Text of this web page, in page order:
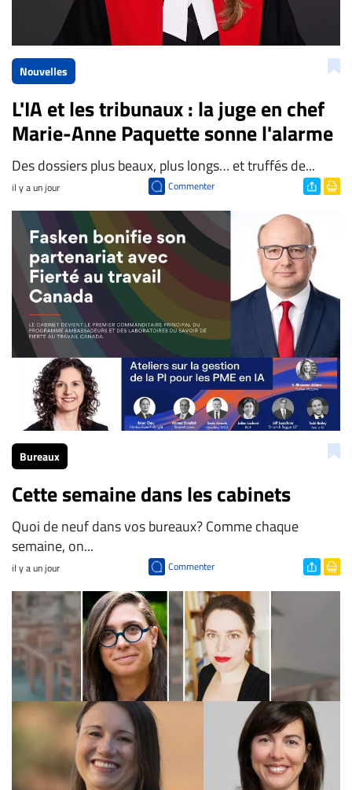
Nouvelles
L'IA et les tribunaux : la juge en chef
Marie-Anne Paquette sonne l'alarme
Des dossiers plus beaux, plus longs… et truffés de...
il y a un jour Commenter
Bureaux
Cette semaine dans les cabinets
Quoi de neuf dans vos bureaux? Comme chaque
semaine, on...
il y a un jour Commenter